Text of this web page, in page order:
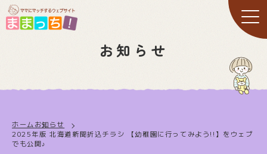
お知らせ
ホーム お知らせ
2025年版 北海道新聞折込チラシ 【幼稚園に行ってみよう!!】をウェブ
でも公開♪